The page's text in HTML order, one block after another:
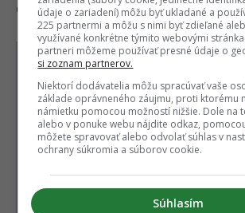
dielov alebo povinným úpravám
Celková
cena
výmeny
Návratnosť
pri 10 %
úspore
pri 15
2 500 €
výmeny
27,7 roka
údaje o zariadení) môžu byť ukladané a
225 partnermi a môžu s nimi byť zdieľané
využívané konkrétne týmito webovými
partneri môžeme používať presné údaje o
si zoznam partnerov.
Niektorí dodávatelia môžu spracúvať vaše
základe oprávneného záujmu, proti ktorému
námietku pomocou možností nižšie. Dole na
alebo v ponuke webu nájdite odkaz,
môžete spravovať alebo odvolať súhlas v
ochrany súkromia a súborov cookie.
Súhlasím